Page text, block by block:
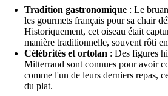
Tradition gastronomique : Le
les gourmets français pour sa chair
Historiquement, cet oiseau était
manière traditionnelle, souvent rôti
Célébrités et ortolan : Des figures
Mitterrand sont connues pour avoir
comme l'un de leurs derniers repas,
du plat.